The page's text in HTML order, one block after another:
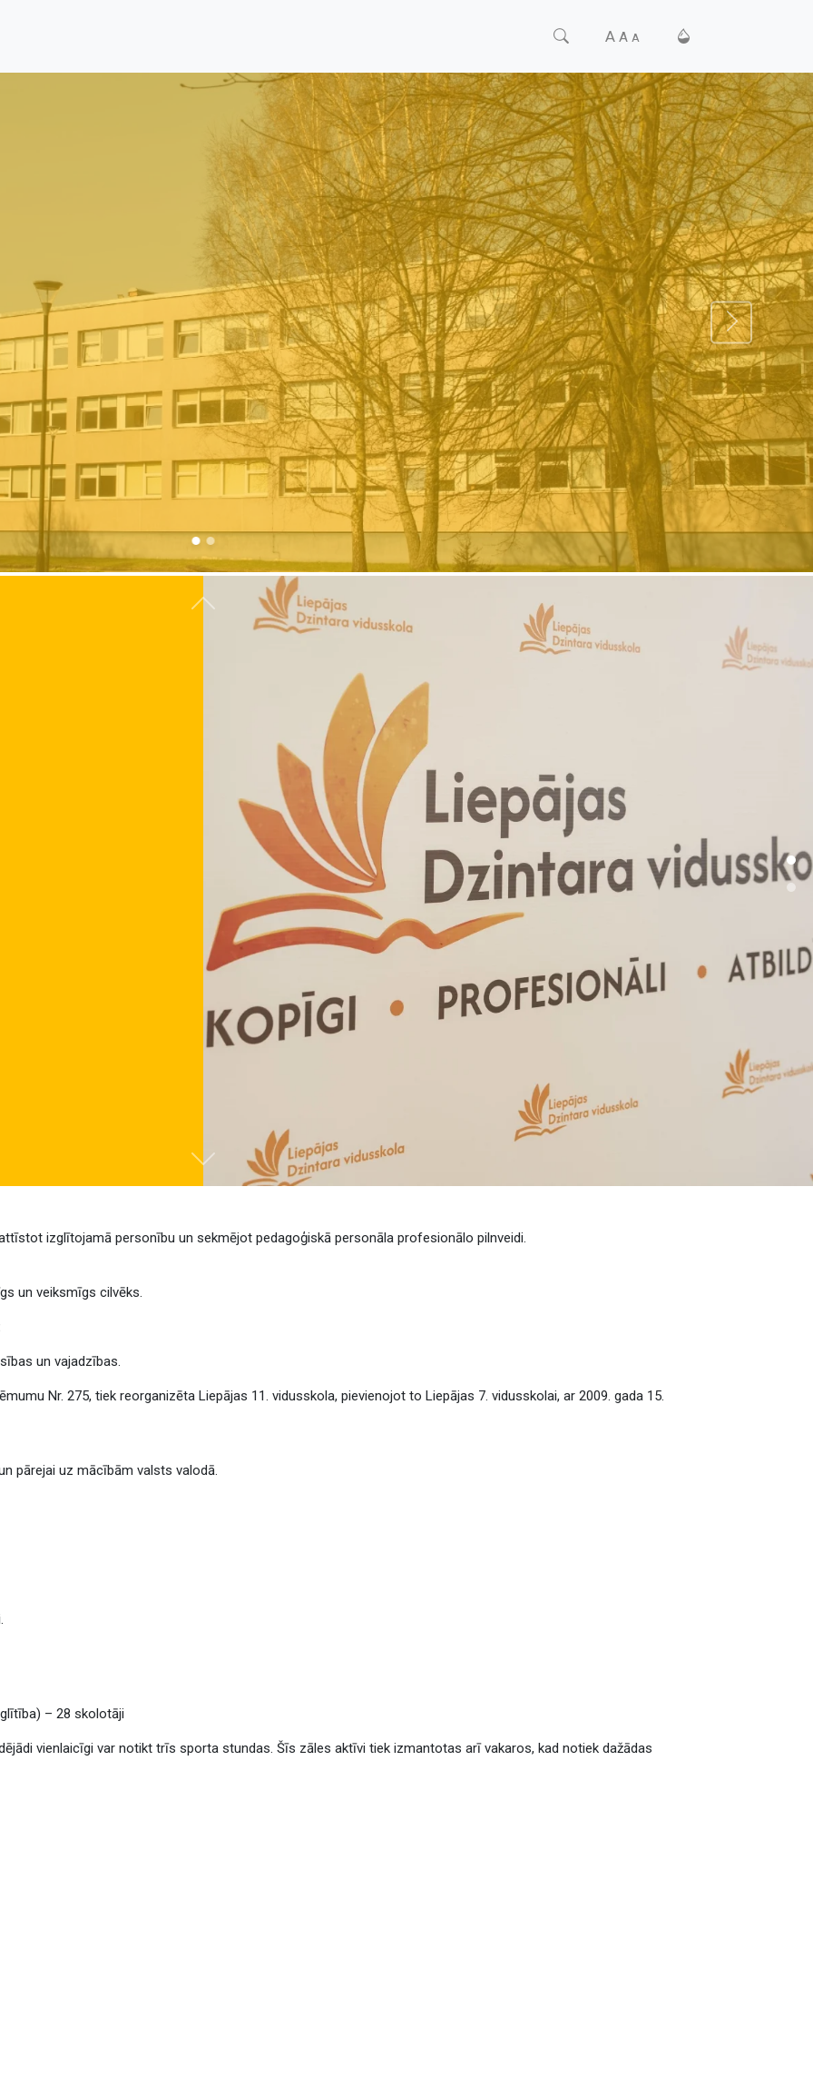
A A A
TĀLĀK
Atpakaļ
Tālāk
izglītojamā personību un sekmējot pedagoģiskā personāla profesionālo pilnveidi.
un veiksmīgs cilvēks.
un vajadzības.
Nr. 275, tiek reorganizēta Liepājas 11. vidusskola, pievienojot to Liepājas 7. vidusskolai, ar 2009. gada 15.
pārejai uz mācībām valsts valodā.
.
– 28 skolotāji
vienlaicīgi var notikt trīs sporta stundas. Šīs zāles aktīvi tiek izmantotas arī vakaros, kad notiek dažādas